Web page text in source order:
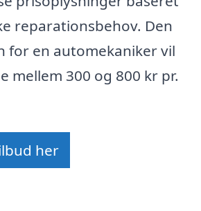
reparationsbehov. Den
for en automekaniker vil
mellem 300 og 800 kr pr.
her